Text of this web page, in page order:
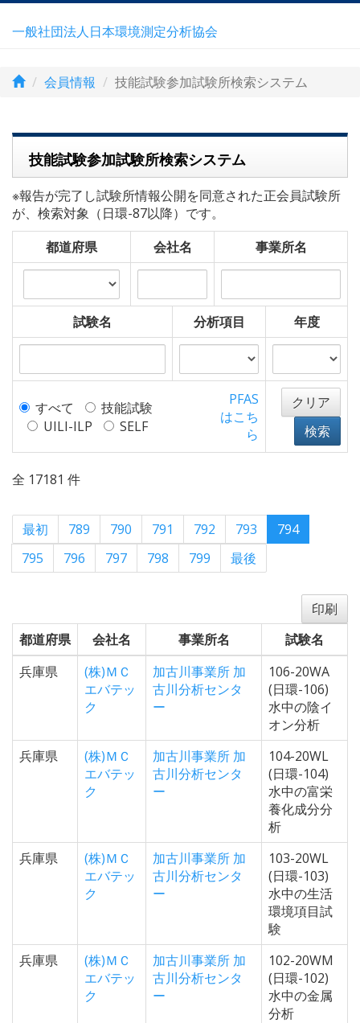
一般社団法人日本環境測定分析協会
会員情報 技能試験参加試験所検索システム
技能試験参加試験所検索システム
※報告が完了し試験所情報公開を同意された正会員試験所
が、検索対象（日環-87以降）です。
都道府県
会社名 事業所名
試験名 分析項目 年度
すべて
技能試験
UILI-ILP
SELF
PFAS
はこち
ら
クリア
検索
全 17181 件
最初 789 790 791 792 793
794
795
796 797 798 799 最後
印刷
都道府県
会社名 事業所名
試験名
兵庫県
(株)ＭＣ
エバテッ
ク
加古川事業所 加
古川分析センタ
ー
106-20WA
(日環-106)
水中の陰イ
オン分析
兵庫県
(株)ＭＣ
エバテッ
ク
加古川事業所 加
古川分析センタ
ー
104-20WL
(日環-104)
水中の富栄
養化成分分
析
兵庫県
(株)ＭＣ
エバテッ
ク
加古川事業所 加
古川分析センタ
ー
103-20WL
(日環-103)
水中の生活
環境項目試
験
兵庫県
(株)ＭＣ
エバテッ
ク
加古川事業所 加
古川分析センタ
ー
102-20WM
(日環-102)
水中の金属
分析